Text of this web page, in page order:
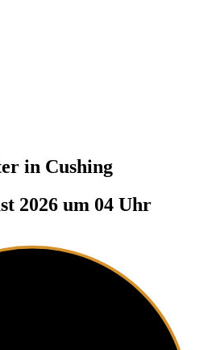
in Cushing
2026 um 04 Uhr